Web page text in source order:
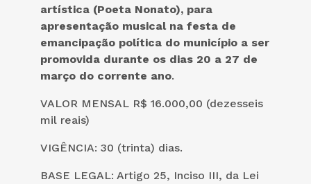
artística (Poeta Nonato), para
apresentação musical na festa de
emancipação política do município a ser
promovida durante os dias 20 a 27 de
março do corrente ano.
VALOR MENSAL R$ 16.000,00 (dezesseis
mil reais)
VIGÊNCIA: 30 (trinta) dias.
BASE LEGAL: Artigo 25, Inciso III, da Lei